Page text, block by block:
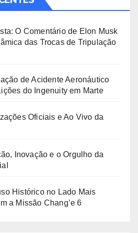
O Comentário de Elon Musk
das Trocas de Tripulação
de Acidente Aeronáutico
do Ingenuity em Marte
Oficiais e Ao Vivo da
Inovação e o Orgulho da
Histórico no Lado Mais
a Missão Chang’e 6